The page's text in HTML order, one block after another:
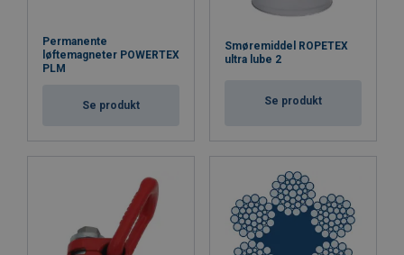
Permanente
løftemagneter POWERTEX
PLM
Se produkt
Smøremiddel ROPETEX
ultra lube 2
Se produkt